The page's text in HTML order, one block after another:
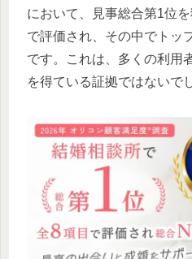
において、見事総合第1位
で評価され、その中でトッ
です。これは、多くの利用
を得ている証拠ではないで